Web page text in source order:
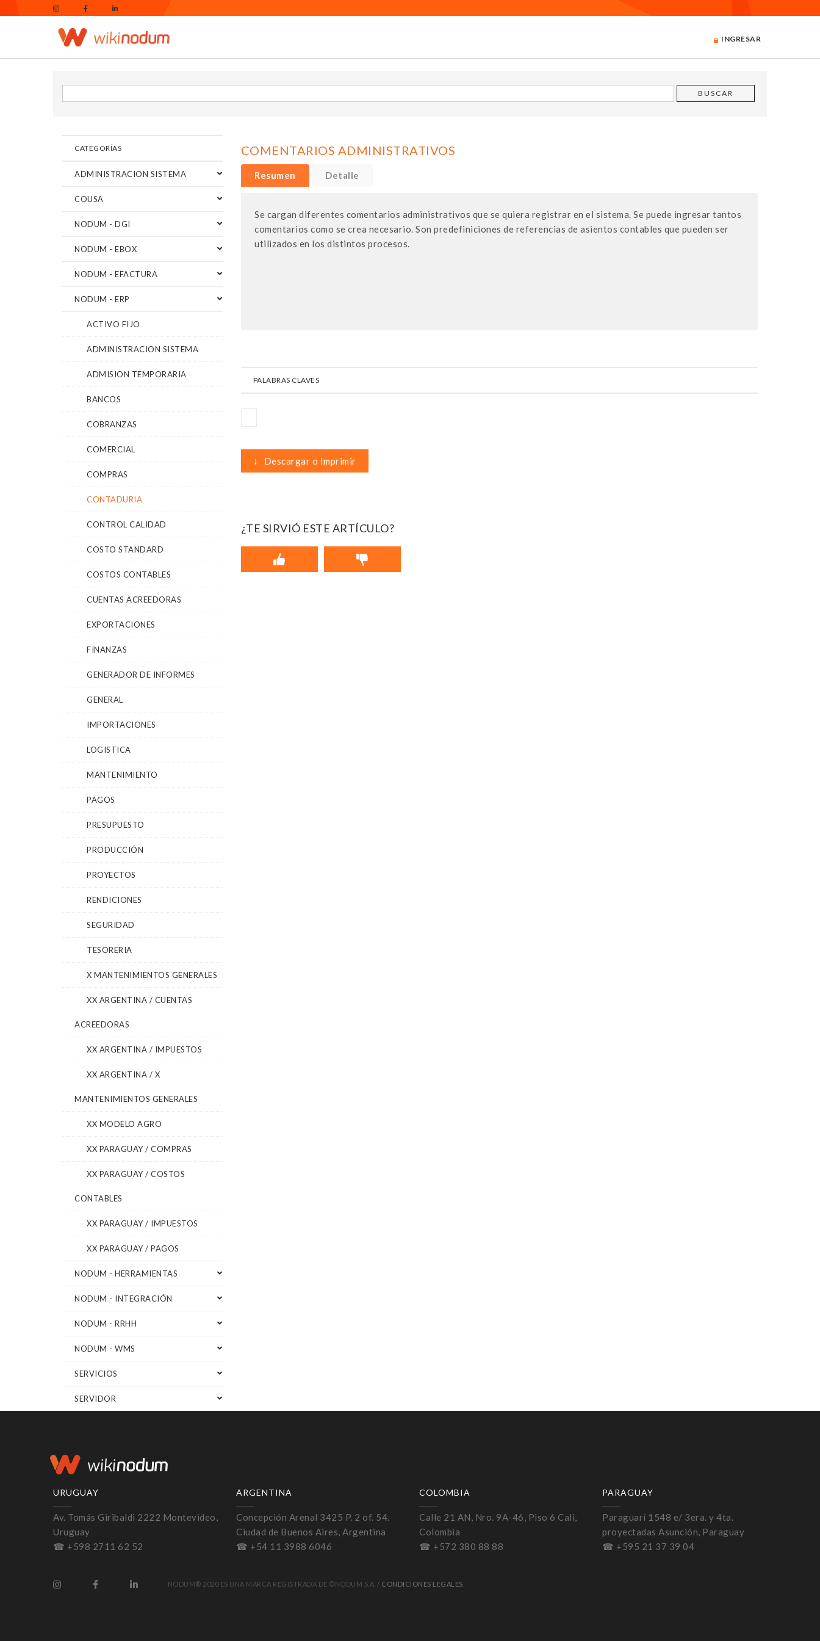
INGRESAR
CATEGORÍAS
ADMINISTRACION SISTEMA
COUSA
NODUM - DGI
NODUM - EBOX
NODUM - EFACTURA
NODUM - ERP
ACTIVO FIJO
ADMINISTRACION SISTEMA
ADMISION TEMPORARIA
BANCOS
COBRANZAS
COMERCIAL
COMPRAS
CONTADURIA
CONTROL CALIDAD
COSTO STANDARD
COSTOS CONTABLES
CUENTAS ACREEDORAS
EXPORTACIONES
FINANZAS
GENERADOR DE INFORMES
GENERAL
IMPORTACIONES
LOGISTICA
MANTENIMIENTO
PAGOS
PRESUPUESTO
PRODUCCIÓN
PROYECTOS
RENDICIONES
SEGURIDAD
TESORERIA
X MANTENIMIENTOS GENERALES
XX ARGENTINA / CUENTAS
ACREEDORAS
XX ARGENTINA / IMPUESTOS
XX ARGENTINA / X
MANTENIMIENTOS GENERALES
XX MODELO AGRO
XX PARAGUAY / COMPRAS
XX PARAGUAY / COSTOS
CONTABLES
XX PARAGUAY / IMPUESTOS
XX PARAGUAY / PAGOS
NODUM - HERRAMIENTAS
NODUM - INTEGRACIÓN
NODUM - RRHH
NODUM - WMS
SERVICIOS
SERVIDOR
COMENTARIOS ADMINISTRATIVOS
Resumen Detalle
Se cargan diferentes comentarios administrativos que se quiera registrar en el sistema. Se puede ingresar tantos
comentarios como se crea necesario. Son predefiniciones de referencias de asientos contables que pueden ser
utilizados en los distintos procesos.
PALABRAS CLAVES
↓ Descargar o Imprimir
¿TE SIRVIÓ ESTE ARTÍCULO?
URUGUAY
Av. Tomás Giribaldi 2222 Montevideo,
Uruguay
☎ +598 2711 62 52
ARGENTINA
Concepción Arenal 3425 P. 2 of. 54.
Ciudad de Buenos Aires, Argentina
☎ +54 11 3988 6046
COLOMBIA
Calle 21 AN, Nro. 9A-46, Piso 6 Cali,
Colombia
☎ +572 380 88 88
PARAGUAY
Paraguarí 1548 e/ 3era. y 4ta.
proyectadas Asunción, Paraguay
☎ +595 21 37 39 04
NODUM® 2020 ES UNA MARCA REGISTRADA DE ©NODUM S.A. / CONDICIONES LEGALES